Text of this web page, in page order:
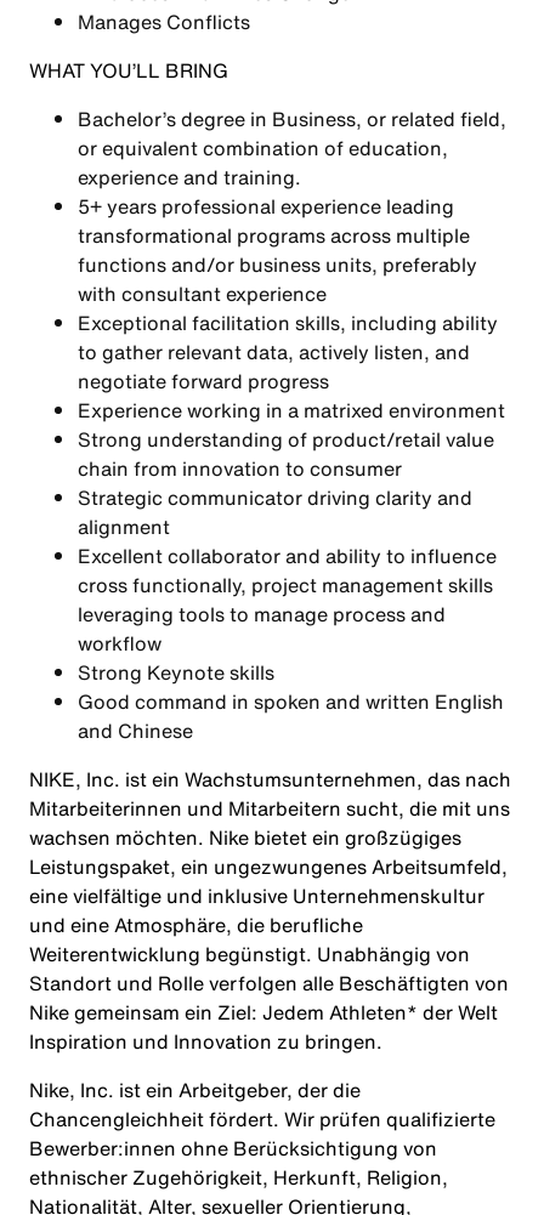
Manages Conflicts
WHAT YOU’LL BRING
Bachelor’s degree in Business, or related field,
or equivalent combination of education,
experience and training.
5+ years professional experience leading
transformational programs across multiple
functions and/or business units, preferably
with consultant experience
Exceptional facilitation skills, including ability
to gather relevant data, actively listen, and
negotiate forward progress
Experience working in a matrixed environment
Strong understanding of product/retail value
chain from innovation to consumer
Strategic communicator driving clarity and
alignment
Excellent collaborator and ability to influence
cross functionally, project management skills
leveraging tools to manage process and
workflow
Strong Keynote skills
Good command in spoken and written English
and Chinese
NIKE, Inc. ist ein Wachstumsunternehmen, das nach
Mitarbeiterinnen und Mitarbeitern sucht, die mit uns
wachsen möchten. Nike bietet ein großzügiges
Leistungspaket, ein ungezwungenes Arbeitsumfeld,
eine vielfältige und inklusive Unternehmenskultur
und eine Atmosphäre, die berufliche
Weiterentwicklung begünstigt. Unabhängig von
Standort und Rolle verfolgen alle Beschäftigten von
Nike gemeinsam ein Ziel: Jedem Athleten* der Welt
Inspiration und Innovation zu bringen.
Nike, Inc. ist ein Arbeitgeber, der die
Chancengleichheit fördert. Wir prüfen qualifizierte
Bewerber:innen ohne Berücksichtigung von
ethnischer Zugehörigkeit, Herkunft, Religion,
Nationalität, Alter, sexueller Orientierung,